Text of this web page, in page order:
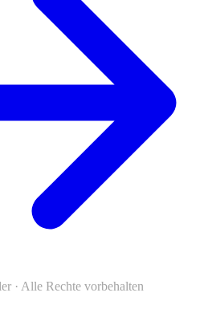
· Alle Rechte vorbehalten